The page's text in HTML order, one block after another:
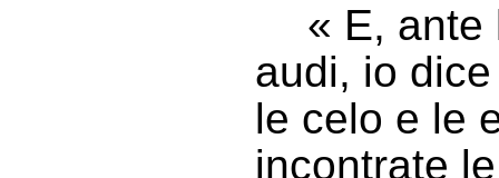
« E, ante
audi, io
le celo e le
incontrate